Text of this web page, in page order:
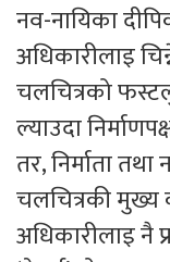
नव-नायिका
अधिकारीलाइ
चलचित्रको
ल्याउदा
तर, निर्माता
चलचित्रकी
अधिकारीलाइ नै